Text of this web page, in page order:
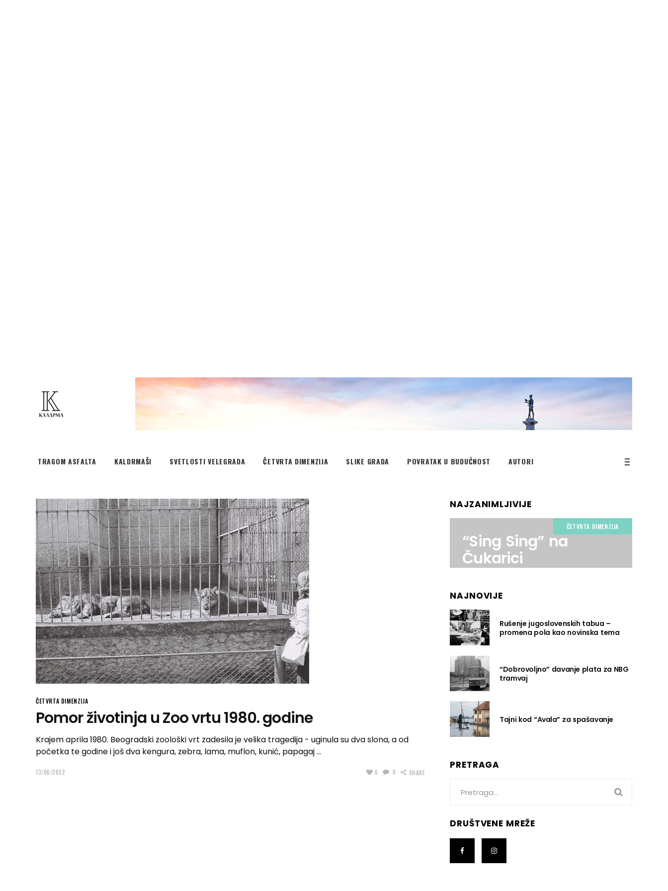
TRAGOM ASFALTA KALDRMAŠI SVETLOSTI VELEGRADA ČETVRTA DIMENZIJA SLIKE GRADA POVRATAK U BUDUĆNOST AUTORI
ČETVRTA DIMENZIJA
Pomor životinja u Zoo vrtu 1980. godine
Krajem aprila 1980. Beogradski zoološki vrt zadesila je velika tragedija - uginula su dva slona, a od
početka te godine i još dva kengura, zebra, lama, muflon, kunić, papagaj
13/06/2022 6 0 SHARE
NAJZANIMLJIVIJE
ČETVRTA DIMENZIJA
“Sing Sing” na
Čukarici
NAJNOVIJE
Rušenje jugoslovenskih tabua –
promena pola kao novinska tema
“Dobrovoljno” davanje plata za NBG
tramvaj
Tajni kod “Avala” za spašavanje
PRETRAGA
for:
DRUŠTVENE MREŽE